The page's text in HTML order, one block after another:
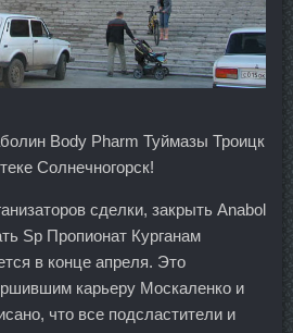
Body Pharm Туймазы Троицк
Солнечногорск!
сделки, закрыть Anabol
Sp Пропионат Курганам
в конце апреля. Это
карьеру Москаленко и
что все подсластители и